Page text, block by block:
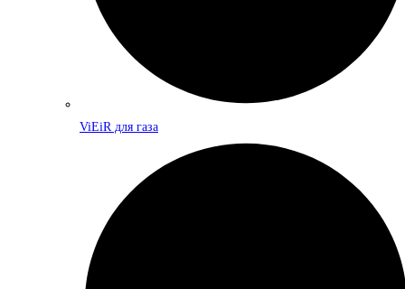
ViEiR для газа